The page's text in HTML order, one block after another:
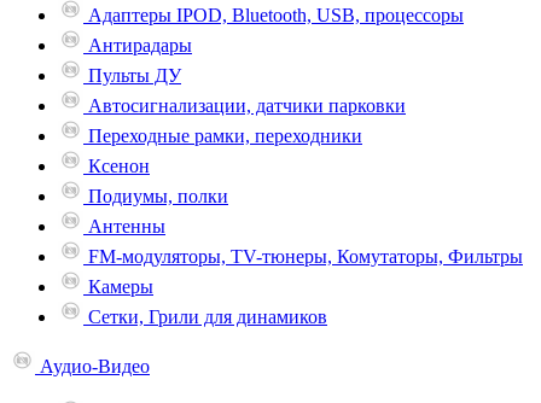
Адаптеры IPOD, Bluetooth, USB, процессоры
Антирадары
Пульты ДУ
Автосигнализации, датчики парковки
Переходные рамки, переходники
Ксенон
Подиумы, полки
Антенны
FM-модуляторы, TV-тюнеры, Комутаторы, Фильтры
Камеры
Сетки, Грили для динамиков
Аудио-Видео